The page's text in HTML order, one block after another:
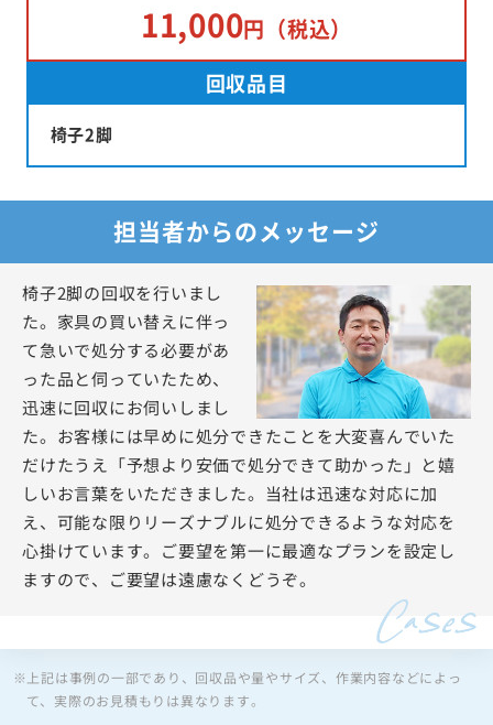
11,000円 （税込）
回収品目
椅子2脚
担当者からのメッセージ
椅子2脚の回収を行いまし
た。家具の買い替えに伴っ
て急いで処分する必要があ
った品と伺っていたため、
迅速に回収にお伺いしまし
た。お客様には早めに処分できたことを大変喜んでいた
だけたうえ「予想より安価で処分できて助かった」と嬉
しいお言葉をいただきました。当社は迅速な対応に加
え、可能な限りリーズナブルに処分できるような対応を
心掛けています。ご要望を第一に最適なプランを設定し
ますので、ご要望は遠慮なくどうぞ。
※上記は事例の一部であり、回収品や量やサイズ、作業内容などによっ
て、実際のお見積もりは異なります。